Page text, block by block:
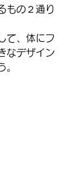
もの２通り
て、体にフ
なデザイン
。